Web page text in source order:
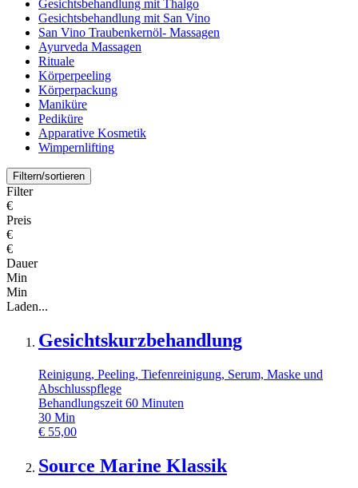
Gesichtsbehandlung mit Thalgo
Gesichtsbehandlung mit San Vino
San Vino Traubenkernöl- Massagen
Ayurveda Massagen
Rituale
Körperpeeling
Körperpackung
Maniküre
Pediküre
Apparative Kosmetik
Wimpernlifting
Filtern/sortieren
Filter
€
Preis
€
€
Dauer
Min
Min
Laden...
Gesichtskurzbehandlung
Reinigung, Peeling, Tiefenreinigung, Serum, Maske und
Abschlusspflege
Behandlungszeit 60 Minuten
30 Min
€ 55,00
Source Marine Klassik